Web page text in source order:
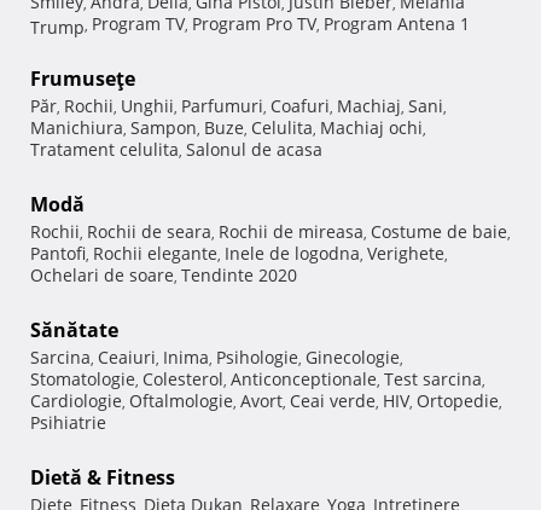
Trump, Program TV, Program Pro TV, Program Antena 1
Frumuseţe
Păr, Rochii, Unghii, Parfumuri, Coafuri, Machiaj, Sani,
Manichiura, Sampon, Buze, Celulita, Machiaj ochi,
Tratament celulita, Salonul de acasa
Modă
Rochii, Rochii de seara, Rochii de mireasa, Costume de baie,
Pantofi, Rochii elegante, Inele de logodna, Verighete,
Ochelari de soare, Tendinte 2020
Sănătate
Sarcina, Ceaiuri, Inima, Psihologie, Ginecologie,
Stomatologie, Colesterol, Anticonceptionale, Test sarcina,
Cardiologie, Oftalmologie, Avort, Ceai verde, HIV, Ortopedie,
Psihiatrie
Dietă & Fitness
Diete, Fitness, Dieta Dukan, Relaxare, Yoga, Intretinere,